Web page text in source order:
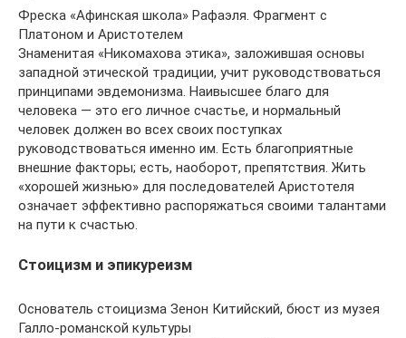
Фреска «Афинская школа» Рафаэля. Фрагмент с
Платоном и Аристотелем
Знаменитая «Никомахова этика», заложившая основы
западной этической традиции, учит руководствоваться
принципами эвдемонизма. Наивысшее благо для
человека — это его личное счастье, и нормальный
человек должен во всех своих поступках
руководствоваться именно им. Есть благоприятные
внешние факторы; есть, наоборот, препятствия. Жить
«хорошей жизнью» для последователей Аристотеля
означает эффективно распоряжаться своими талантами
на пути к счастью.
Стоицизм и эпикуреизм
Основатель стоицизма Зенон Китийский, бюст из музея
Галло-романской культуры